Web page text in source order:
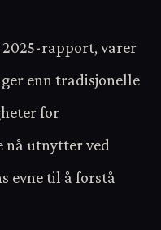
rapport, varer
enn tradisjonelle
for
nå utnytter ved
evne til å forstå